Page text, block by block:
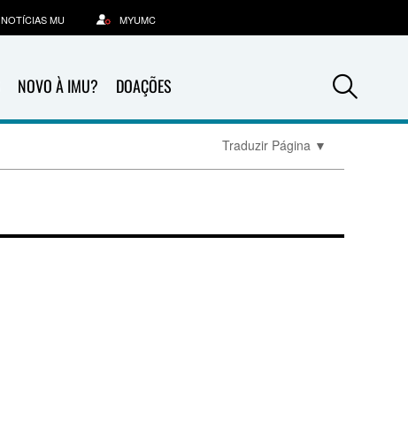
NOVO À IMU? DOAÇÕES
NOTÍCIAS MU MYUMC
Traduzir Página ▼